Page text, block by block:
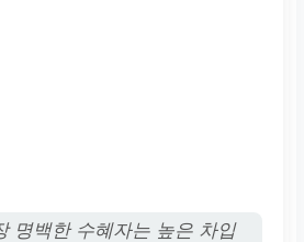
명백한 수혜자는 높은 차입